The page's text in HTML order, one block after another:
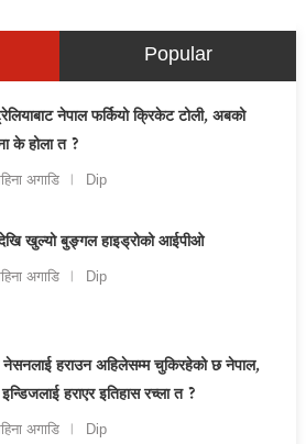
Popular
नेपाल फर्कियो क्रिकेट टोली, अबको
के होला त ?
अगाडि Dip
खुल्यो बुङ्गल हाइड्रोको आईपीओ
अगाडि Dip
हराउन अहिलेसम्म चुकिरहेको छ नेपाल,
हराएर इतिहास रच्ला त ?
अगाडि Dip